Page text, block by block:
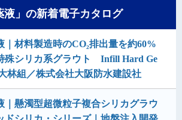
液」の新着電子カタログ
｜材料製造時のCO₂排出量を約60%
殊シリカ系グラウト Infill Hard Ge
林組／株式会社大阪防水建設社
｜懸濁型超微粒子複合シリカグラウ